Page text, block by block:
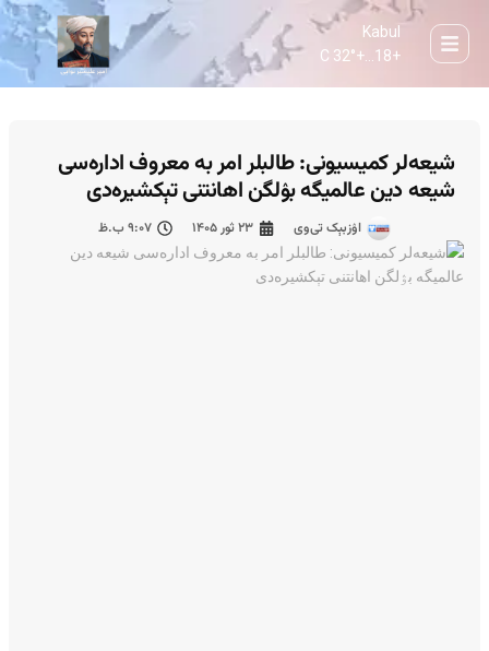
Kabul
+
18...
+
32° C
شیعه‌لر کمیسیونی: طالبلر امر به معروف اداره‌سی
شیعه دین عالمیگه بۉلگن اهانتنی تېکشیره‌دی
اۉزبېک تی‌وی ۲۳ ثور ۱۴۰۵ ۹:۰۷ ب.ظ